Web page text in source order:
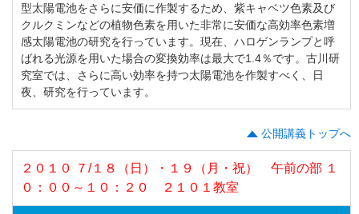
型太陽電池をさらに安価に作製するため、紫キャベツ色素及び
クルクミンなどの植物色素を用いた非常に安価な高効率色素増
感太陽電池の研究を行っています。現在、ハロゲンランプと呼
ばれる光源を用いた場合の変換効率は最大で1.4％です。古川研
究室では、さらに高い効率を持つ太陽電池を作製すべく、日
夜、研究を行っています。
公開講義トップへ
２０１０ ７/１８（日）・１９（月・祝） 午前の部 １
０：００～１０：２０ ２１０１教室